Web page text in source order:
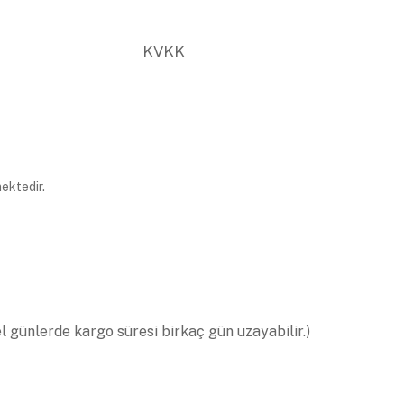
KVKK
günlerde kargo süresi birkaç gün uzayabilir.)